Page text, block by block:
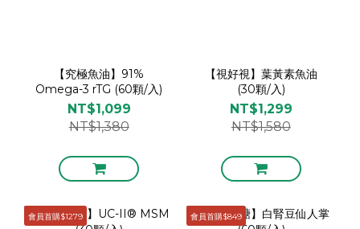
【究極魚油】91%
Omega-3 rTG (60顆/入)
NT$1,099
NT$1,380
【視好視】葉黃素魚油
(30顆/入)
NT$1,299
NT$1,580
會員首購$1279 會員首購$849